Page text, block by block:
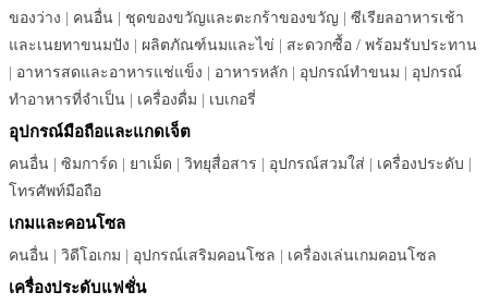
ของว่าง | คนอื่น | ชุดของขวัญและตะกร้าของขวัญ | ซีเรียลอาหารเช้า
และเนยทาขนมปัง | ผลิตภัณฑ์นมและไข่ | สะดวกซื้อ / พร้อมรับประทาน
| อาหารสดและอาหารแช่แข็ง | อาหารหลัก | อุปกรณ์ทำขนม | อุปกรณ์
ทำอาหารที่จำเป็น | เครื่องดื่ม | เบเกอรี่
อุปกรณ์มือถือและแกดเจ็ต
คนอื่น | ซิมการ์ด | ยาเม็ด | วิทยุสื่อสาร | อุปกรณ์สวมใส่ | เครื่องประดับ |
โทรศัพท์มือถือ
เกมและคอนโซล
คนอื่น | วิดีโอเกม | อุปกรณ์เสริมคอนโซล | เครื่องเล่นเกมคอนโซล
เครื่องประดับแฟชั่น